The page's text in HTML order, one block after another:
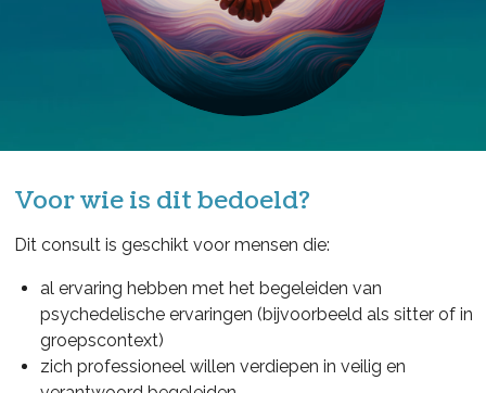
Voor wie is dit bedoeld?
Dit consult is geschikt voor mensen die:
al ervaring hebben met het begeleiden van
psychedelische ervaringen (bijvoorbeeld als sitter of in
groepscontext)
zich professioneel willen verdiepen in veilig en